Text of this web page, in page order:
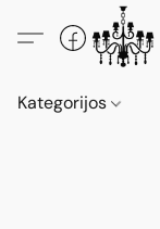
Kategorijos